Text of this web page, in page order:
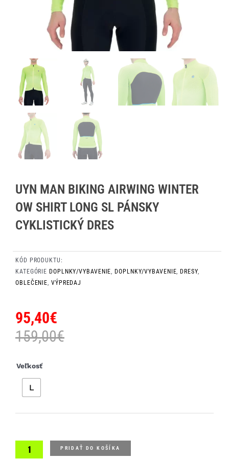
UYN MAN BIKING AIRWING WINTER
OW SHIRT LONG SL PÁNSKY
CYKLISTICKÝ DRES
KÓD PRODUKTU:
KATEGÓRIE DOPLNKY/VYBAVENIE, DOPLNKY/VYBAVENIE, DRESY,
OBLEČENIE, VÝPREDAJ
Veľkosť
L
množstvo
Biking
Shirt
Long
PRIDAŤ DO KOŠÍKA
95,40€
159,00€